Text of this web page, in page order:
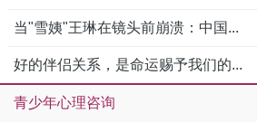
当"雪姨"王琳在镜头前崩溃：中国...
好的伴侣关系，是命运赐予我们的...
青少年心理咨询